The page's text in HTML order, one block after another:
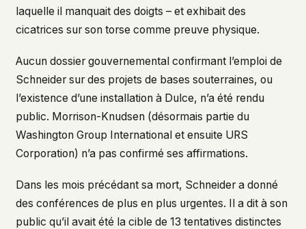
laquelle il manquait des doigts – et exhibait des
cicatrices sur son torse comme preuve physique.
Aucun dossier gouvernemental confirmant l’emploi de
Schneider sur des projets de bases souterraines, ou
l’existence d’une installation à Dulce, n’a été rendu
public. Morrison-Knudsen (désormais partie du
Washington Group International et ensuite URS
Corporation) n’a pas confirmé ses affirmations.
Dans les mois précédant sa mort, Schneider a donné
des conférences de plus en plus urgentes. Il a dit à son
public qu’il avait été la cible de 13 tentatives distinctes